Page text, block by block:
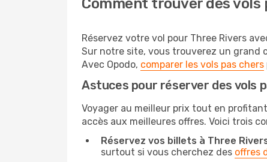
Comment trouver des vols
Réservez votre vol pour Three Rivers
Sur notre site, vous trouverez un grand
Avec Opodo, comparer les vols pas chers
Astuces pour réserver des vols
Voyager au meilleur prix tout en profitant
accès aux meilleures offres. Voici trois
Réservez vos billets à Three
surtout si vous cherchez des offres